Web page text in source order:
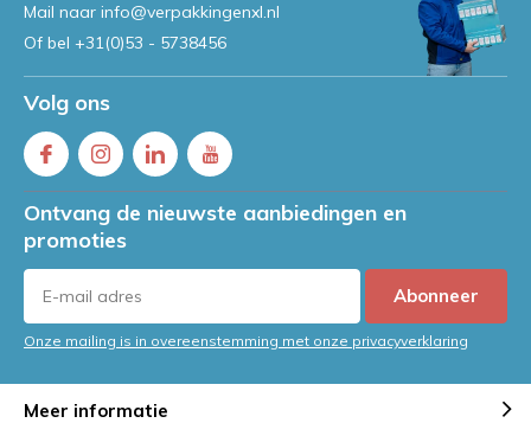
Mail naar info@verpakkingenxl.nl
Of bel +31(0)53 - 5738456
Volg ons
Ontvang de nieuwste aanbiedingen en
promoties
Abonneer
Onze mailing is in overeenstemming met onze privacyverklaring
Meer informatie